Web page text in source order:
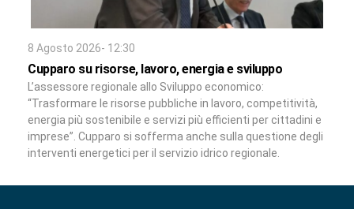
8 Agosto 2026- 12:30
Cupparo su risorse, lavoro, energia e sviluppo
L’assessore regionale allo Sviluppo economico:
“Trasformare le risorse pubbliche in lavoro, competitività,
energia più sostenibile e servizi più efficienti per cittadini e
imprese”. Cupparo si sofferma anche sulla questione degli
interventi energetici per il servizio idrico regionale.